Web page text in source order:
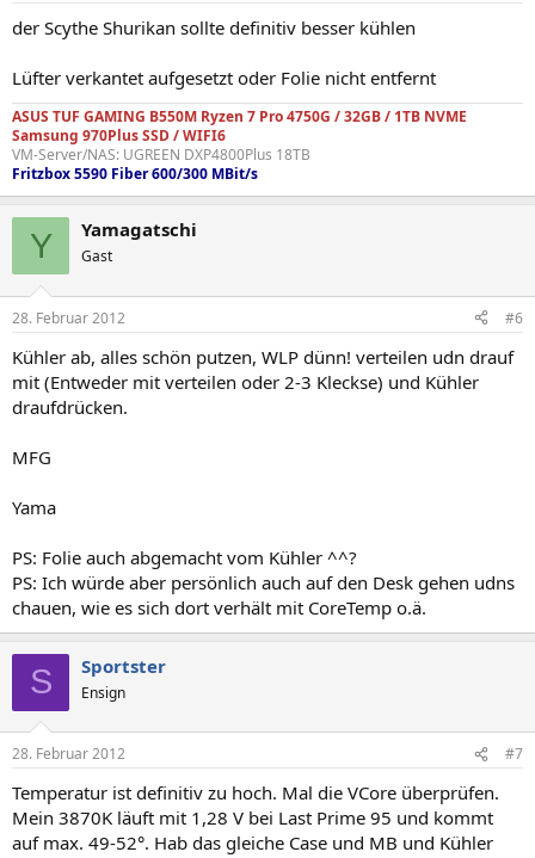
der Scythe Shurikan sollte definitiv besser kühlen
Lüfter verkantet aufgesetzt oder Folie nicht entfernt
ASUS TUF GAMING B550M Ryzen 7 Pro 4750G / 32GB / 1TB NVME
Samsung 970Plus SSD / WIFI6
VM-Server/NAS: UGREEN DXP4800Plus 18TB
Fritzbox 5590 Fiber 600/300 MBit/s
Y Yamagatschi
Gast
28. Februar 2012 #6
Kühler ab, alles schön putzen, WLP dünn! verteilen udn drauf
mit (Entweder mit verteilen oder 2-3 Kleckse) und Kühler
draufdrücken.
MFG
Yama
PS: Folie auch abgemacht vom Kühler ^^?
PS: Ich würde aber persönlich auch auf den Desk gehen udns
chauen, wie es sich dort verhält mit CoreTemp o.ä.
S Sportster
Ensign
28. Februar 2012 #7
Temperatur ist definitiv zu hoch. Mal die VCore überprüfen.
Mein 3870K läuft mit 1,28 V bei Last Prime 95 und kommt
auf max. 49-52°. Hab das gleiche Case und MB und Kühler